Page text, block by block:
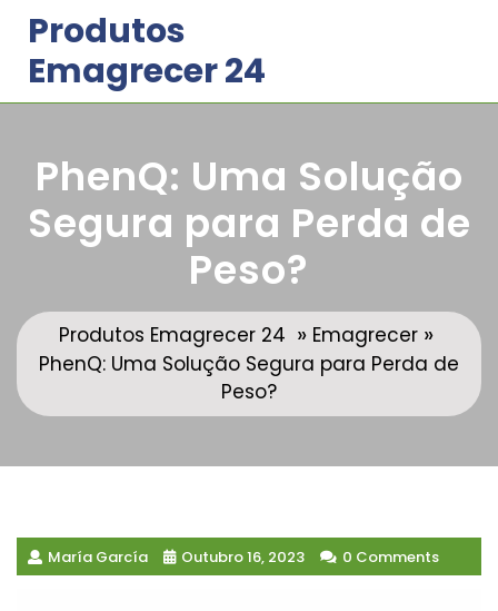
content
Produtos
Emagrecer 24
PhenQ: Uma Solução
Segura para Perda de
Peso?
Produtos Emagrecer 24 » Emagrecer »
PhenQ: Uma Solução Segura para Perda de
Peso?
María García Outubro 16, 2023 0 Comments